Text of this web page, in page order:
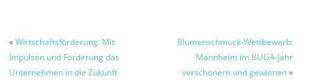
Brandgefahr mit
ist ausgeschildert
«Wirtschaftsförderung: Mit
Impulsen und Förderung das
Unternehmen in die Zukunft
Blumenschmuck-Wettbewerb:
Mannheim im BUGA-Jahr
verschönern und gewinnen»